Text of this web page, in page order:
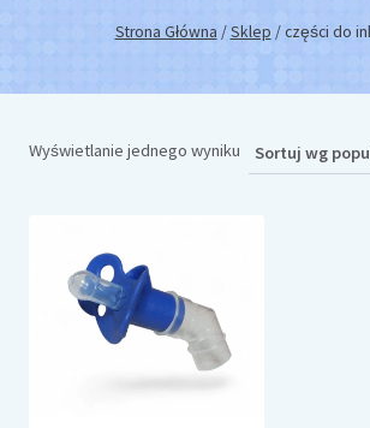
Strona Główna / Sklep / części do
Wyświetlanie jednego wyniku